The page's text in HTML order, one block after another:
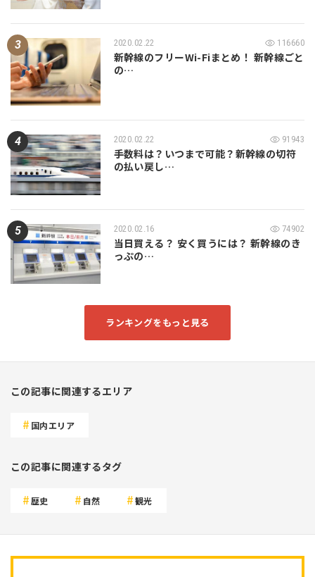
2020.02.22 116660
新幹線のフリーWi-Fiまとめ！ 新幹線ごと
の…
2020.02.22 91943
手数料は？いつまで可能？新幹線の切符
の払い戻し…
2020.02.16 74902
当日買える？ 安く買うには？ 新幹線のき
っぷの…
ランキングをもっと見る
この記事に関連するエリア
国内エリア
この記事に関連するタグ
歴史 自然 観光